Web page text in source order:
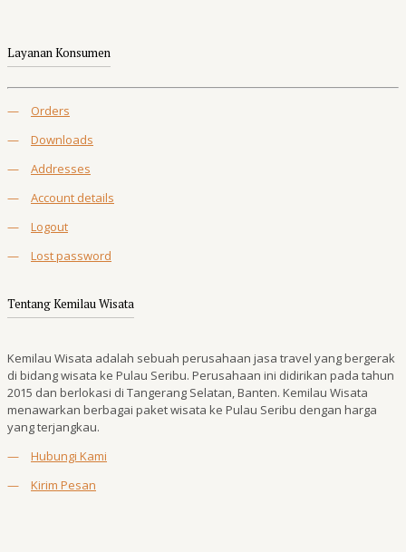
Layanan Konsumen
—
Orders
—
Downloads
—
Addresses
—
Account details
—
Logout
—
Lost password
Tentang Kemilau Wisata
Kemilau Wisata adalah sebuah perusahaan jasa travel yang bergerak
di bidang wisata ke Pulau Seribu. Perusahaan ini didirikan pada tahun
2015 dan berlokasi di Tangerang Selatan, Banten. Kemilau Wisata
menawarkan berbagai paket wisata ke Pulau Seribu dengan harga
yang terjangkau.
—
Hubungi Kami
—
Kirim Pesan